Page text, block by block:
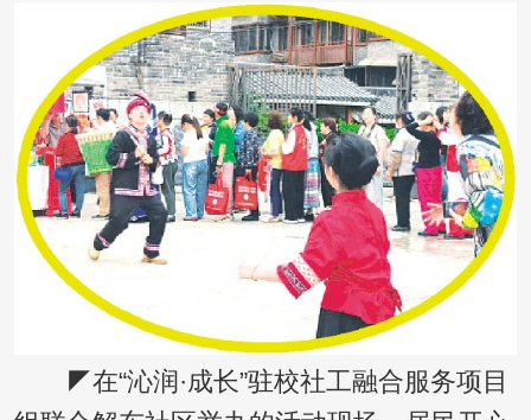
◤在“沁润·成长”驻校社工融合服务项目